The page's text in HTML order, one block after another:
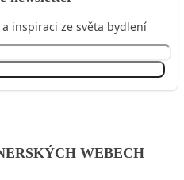
inspiraci ze světa bydlení
WEBECH